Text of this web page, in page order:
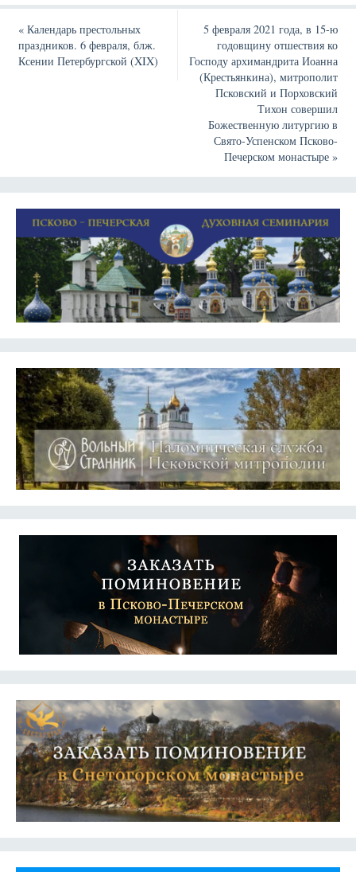
«Календарь престольных
праздников. 6 февраля, блж.
Ксении Петербургской (XIX)
5 февраля 2021 года, в 15-ю
годовщину отшествия ко
Господу архимандрита Иоанна
(Крестьянкина), митрополит
Псковский и Порховский
Тихон совершил
Божественную литургию в
Свято-Успенском Псково-
Печерском монастыре»